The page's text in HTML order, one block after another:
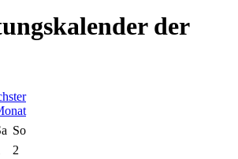
der
So
2